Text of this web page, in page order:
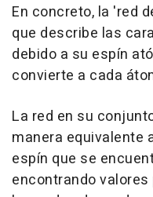
En concreto, la 'red
que describe las
debido a su espín
convierte a cada
La red en su
manera equivalente
espín que se
encontrando